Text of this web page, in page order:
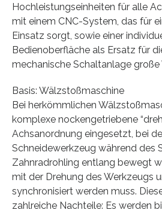
Hochleistungseinheiten für alle
mit einem CNC-System, das für
Einsatz sorgt, sowie einer
Bedienoberfläche als Ersatz für
mechanische Schaltanlage große
Basis: Wälzstoßmaschine
Bei herkömmlichen
komplexe nockengetriebene
Achsanordnung eingesetzt, bei
Schneidewerkzeug während des
Zahnradrohling entlang bewegt
mit der Drehung des Werkzeugs
synchronisiert werden muss.
zahlreiche Nachteile: Es werden